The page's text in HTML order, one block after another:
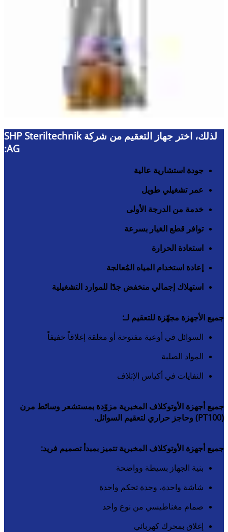
لذلك، اختر جهاز التعقيم من شركة SHP Steriltechnik
AG:
جودة استشارية عالية
عمر تشغيلي طويل
خدمة من الدرجة الأولى
توافر قطع الغيار بسرعة
استعادة الحرارة
إعادة استخدام المياه المُعالجة
استهلاك إجمالي منخفض جدًا للموارد التشغيلية
جميع الأجهزة مجهّزة للتعقيم لـ:
السوائل في أوعية مفتوحة أو مغلقة إغلاقاً خفيفاً
المواد الصلبة
النفايات في أكياس الإتلاف
جميع أجهزة الأوتوكلاف المخبرية مزوّدة بمستشعر وسائط مرن
(PT100) وحاجز حراري لتعقيم السوائل.
جميع أجهزة الأوتوكلاف المخبرية تتميز بمبدأ تصميم فريد:
بنية الجهاز بسيطة وواضحة
شاشة واحدة، وحدة تحكم واحدة
صمام مغناطيسي من نوع واحد
إغلاق بمحرك كهربائي